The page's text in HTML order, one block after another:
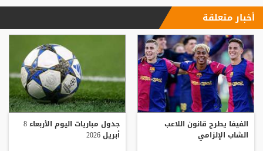
أخبار متعلقة
الفيفا يطرح قانون اللاعب
الشاب الإلزامي
جدول مباريات اليوم الأربعاء 8
أبريل 2026